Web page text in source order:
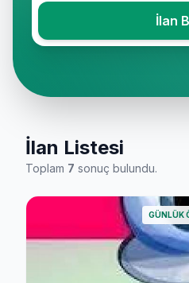
İlan
İlan Listesi
Toplam 7 sonuç bulundu.
GÜNLÜK